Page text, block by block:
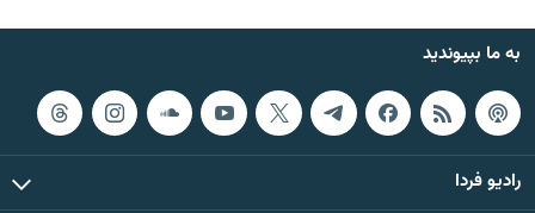
به ما بپیوندید
رادیو فردا